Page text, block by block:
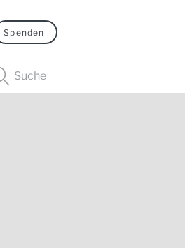
Spenden
Suche